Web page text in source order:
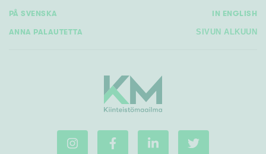
PÅ SVENSKA IN ENGLISH
ANNA PALAUTETTA SIVUN ALKUUN